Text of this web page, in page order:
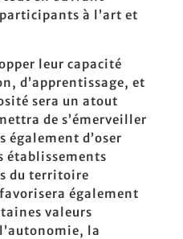
à l’art et
leur capacité
d’apprentissage, et
sera un atout
de s’émerveiller
également d’oser
établissements
du territoire
également
valeurs
la